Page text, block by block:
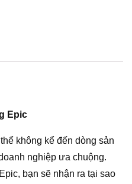
Epic
không kể đến dòng sản
nghiệp ưa chuộng.
bạn sẽ nhận ra tại sao